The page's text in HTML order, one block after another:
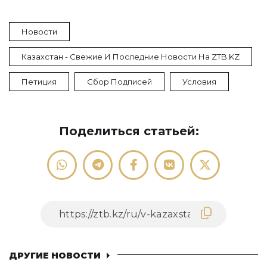
Новости
Казахстан - Свежие И Последние Новости На ZTB.KZ
Петиция Сбор Подписей Условия
Поделиться статьей:
ДРУГИЕ НОВОСТИ